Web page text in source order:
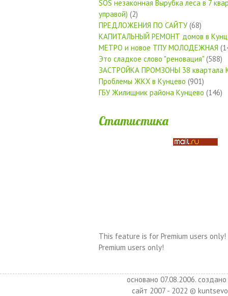
SOS незаконная Вырубка леса в 7
управой) (2)
ПРЕДЛОЖЕНИЯ ПО САЙТУ(68)
КАПИТАЛЬНЫЙ РЕМОНТ домов в
МЕТРО и новое ТПУ МОЛОДЕЖНАЯ
Это сладкое слово "реновация" (588)
ЗАСТРОЙКА ПРОМЗОНЫ 38 квартала
Проблемы ЖКХ в Кунцево (901)
ГБУ Жилищник района Кунцево (146)
Статистика
This feature is for Premium users only!
Premium users only!
основано 07.08.2006.
сайт 2007 - 2022 ©